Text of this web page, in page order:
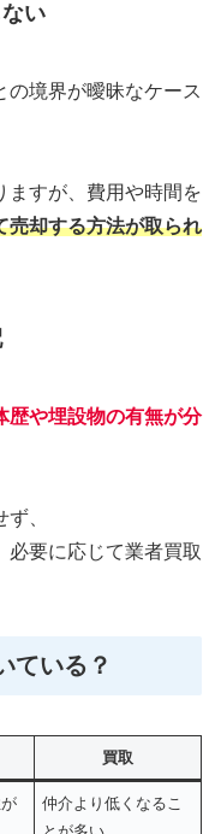
い
の境界が曖昧なケース
ますが、費用や時間を
売却する方法が取られ
歴や埋設物の有無が分
、
必要に応じて業者買取
ている？
買取
仲介より低くなるこ